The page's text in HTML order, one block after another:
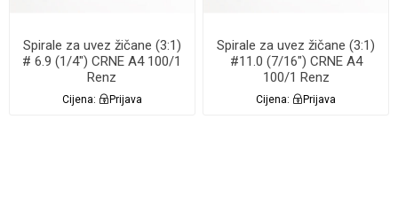
Spirale za uvez žičane (3:1)
# 6.9 (1/4") CRNE A4 100/1
Renz
Cijena: Prijava
Spirale za uvez žičane (3:1)
#11.0 (7/16") CRNE A4
100/1 Renz
Cijena: Prijava